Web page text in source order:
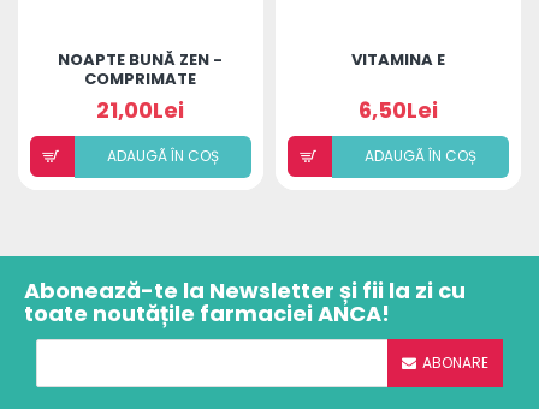
NOAPTE BUNĂ ZEN -
COMPRIMATE
MASTICABILE X10
21,00Lei
ADAUGÃ ÎN COȘ
VITAMINA E
6,50Lei
ADAUGÃ ÎN COȘ
Abonează-te la Newsletter și fii la zi cu
toate noutățile farmaciei ANCA!
ABONARE